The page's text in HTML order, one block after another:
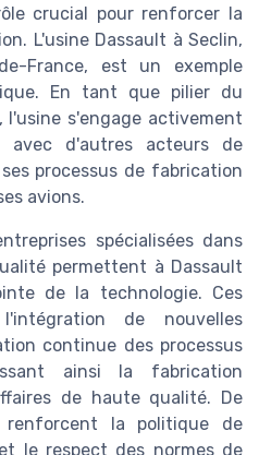
crucial pour renforcer la
L'usine Dassault à Seclin,
France, est un exemple
En tant que pilier du
l'usine s'engage activement
avec d'autres acteurs de
processus de fabrication
avions.
spécialisées dans
permettent à Dassault
de la technologie. Ces
de nouvelles
continue des processus
ainsi la fabrication
de haute qualité. De
renforcent la politique de
le respect des normes de